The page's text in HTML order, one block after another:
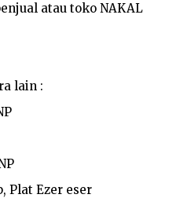
atau toko NAKAL
lain :
Plat Ezer eser